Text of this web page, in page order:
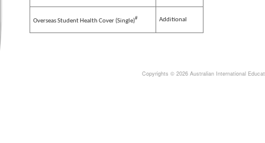
Overseas Student Health Cover (Single)# Additional
Copyrights © 2026 Australian International